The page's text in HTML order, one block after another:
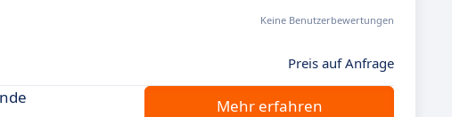
Keine Benutzerbewertungen
Preis auf Anfrage
Mehr erfahren